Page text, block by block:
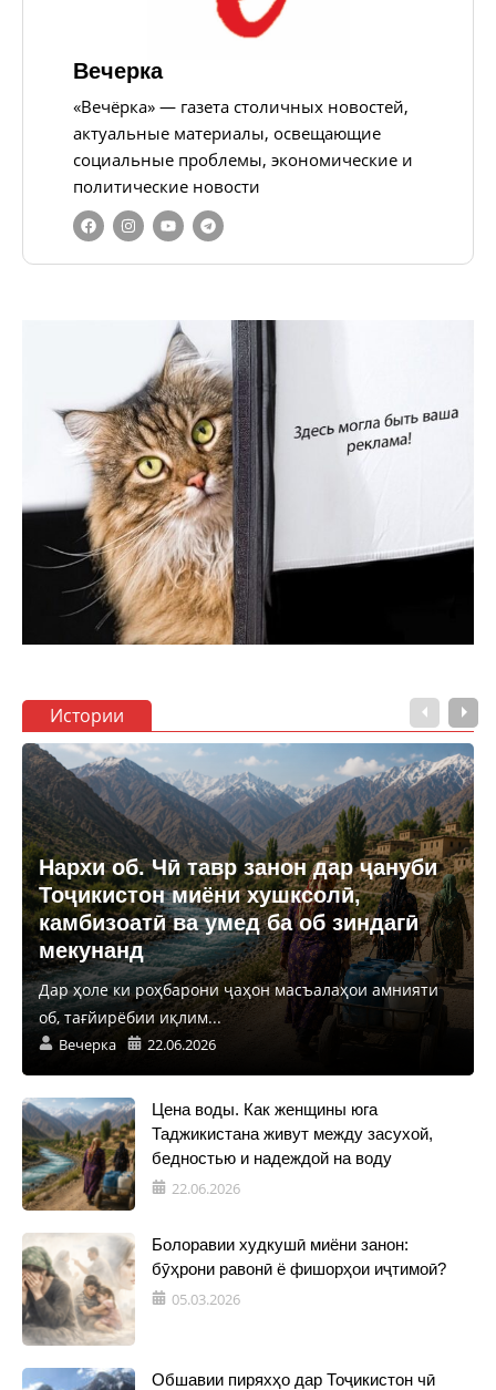
Вечерка
«Вечёрка» — газета столичных новостей,
актуальные материалы, освещающие
социальные проблемы, экономические и
политические новости
Истории
Нархи об. Чӣ тавр занон дар ҷануби
Тоҷикистон миёни хушксолӣ,
камбизоатӣ ва умед ба об зиндагӣ
мекунанд
Дар ҳоле ки роҳбарони ҷаҳон масъалаҳои амнияти
об, тағйирёбии иқлим...
Вечерка 22.06.2026
Цена воды. Как женщины юга
Таджикистана живут между засухой,
бедностью и надеждой на воду
22.06.2026
Болоравии худкушӣ миёни занон:
бӯҳрони равонӣ ё фишорҳои иҷтимоӣ?
05.03.2026
Обшавии пиряхҳо дар Тоҷикистон чӣ